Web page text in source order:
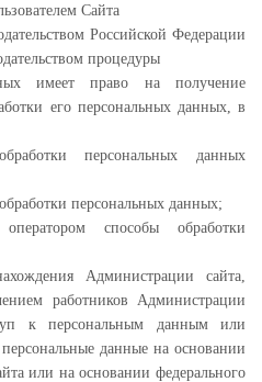
Сайта
Российской Федерации
процедуры
имеет право на получение
его персональных данных, в
персональных данных
персональных данных;
способы обработки
Администрации сайта,
работников Администрации
к персональным данным или
данные на основании
или на основании федерального